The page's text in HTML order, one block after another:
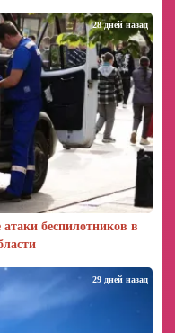
беспилотников в
28 дней назад
29 дней назад